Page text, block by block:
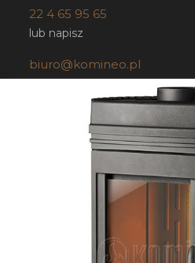
22 4 65 95 65
lub napisz
biuro@komineo.pl
KOMINEO.pl
ul. Bartycka 24/26 paw. 92
00-716 Warszawa
NIP: 5252224948